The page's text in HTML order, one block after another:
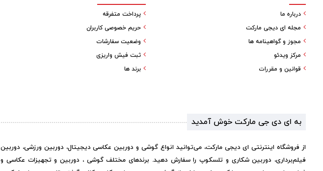
پرداخت متفرقه
حریم خصوصی کاربران
وضعیت سفارشات
ثبت فیش واریزی
برند ها
درباره ما
مجله ای دیجی مارکت
مجوز و گواهینامه ها
مرکز ویدئو
قوانین و مقررات
به ای دی جی مارکت خوش آمدید
از فروشگاه اینترنتی ای دیجی مارکت، می‌توانید انواع گوشی و دوربین عکاسی دیجیتال، دوربین ورزشی، دوربین
فیلم‌برداری، دوربین شکاری و تلسکوپ را سفارش دهید. برندهای مختلف گوشی ، دوربین و تجهیزات عکاسی و